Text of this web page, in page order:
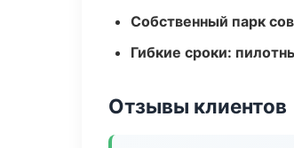
Собственный парк
Гибкие сроки:
Отзывы клиентов